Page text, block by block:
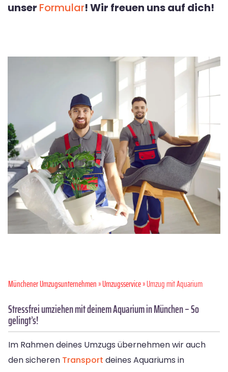
unser Formular! Wir freuen uns auf dich!
Münchener Umzugsunternehmen»Umzugsservice» Umzug mit Aquarium
Stressfrei umziehen mit deinem Aquarium in München – So
gelingt’s!
Im Rahmen deines Umzugs übernehmen wir auch
den sicheren Transport deines Aquariums in